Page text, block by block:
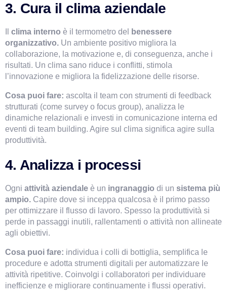
3. Cura il clima aziendale
clima interno è il termometro del
benessere
organizzativo. Un ambiente positivo migliora la
collaborazione, la motivazione e, di conseguenza, anche i
risultati. Un clima sano riduce i conflitti, stimola
l’innovazione e migliora la fidelizzazione delle risorse.
Cosa puoi fare: ascolta il team con strumenti di feedback
strutturati (come survey o focus group), analizza le
dinamiche relazionali e investi in comunicazione interna ed
eventi di team building. Agire sul clima significa agire sulla
produttività.
4. Analizza i processi
Ogni attività aziendale è un ingranaggio di un sistema più
ampio. Capire dove si inceppa qualcosa è il primo passo
per ottimizzare il flusso di lavoro. Spesso la produttività si
perde in passaggi inutili, rallentamenti o attività non allineate
agli obiettivi.
Cosa puoi fare: individua i colli di bottiglia, semplifica le
procedure e adotta strumenti digitali per automatizzare le
attività ripetitive. Coinvolgi i collaboratori per individuare
inefficienze e migliorare continuamente i flussi operativi.